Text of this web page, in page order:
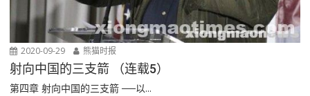
2020-09-29 熊猫时报
射向中国的三支箭 （连载5）
第四章 射向中国的三支箭 ──以...